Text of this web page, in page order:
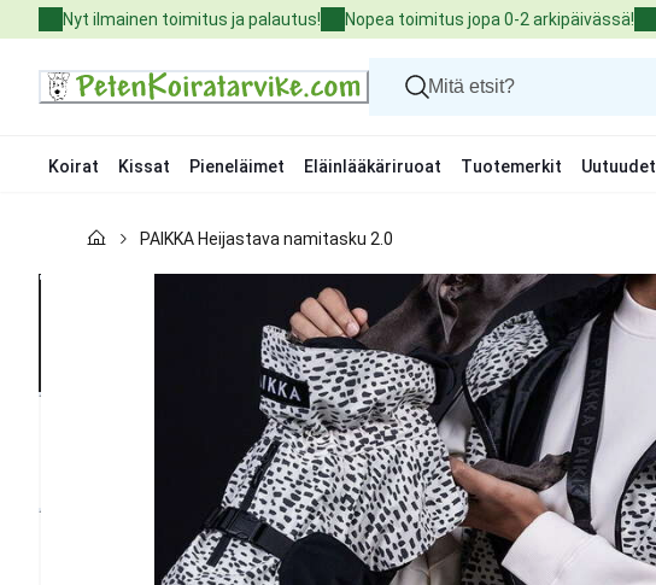
to
Nyt ilmainen toimitus ja palautus! Nopea toimitus jopa 0-2 arkipäivässä!
Koirat Kissat Pieneläimet Eläinlääkäriruoat Tuotemerkit Uutuudet
Kissat
PAIKKA Heijastava namitasku 2.0